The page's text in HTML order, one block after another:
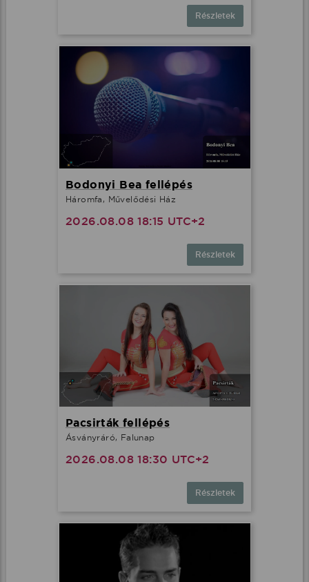
Részletek
Bodonyi Bea fellépés
Háromfa, Művelődési Ház
2026.08.08 18:15 UTC+2
Részletek
Pacsirták fellépés
Ásványráró, Falunap
2026.08.08 18:30 UTC+2
Részletek